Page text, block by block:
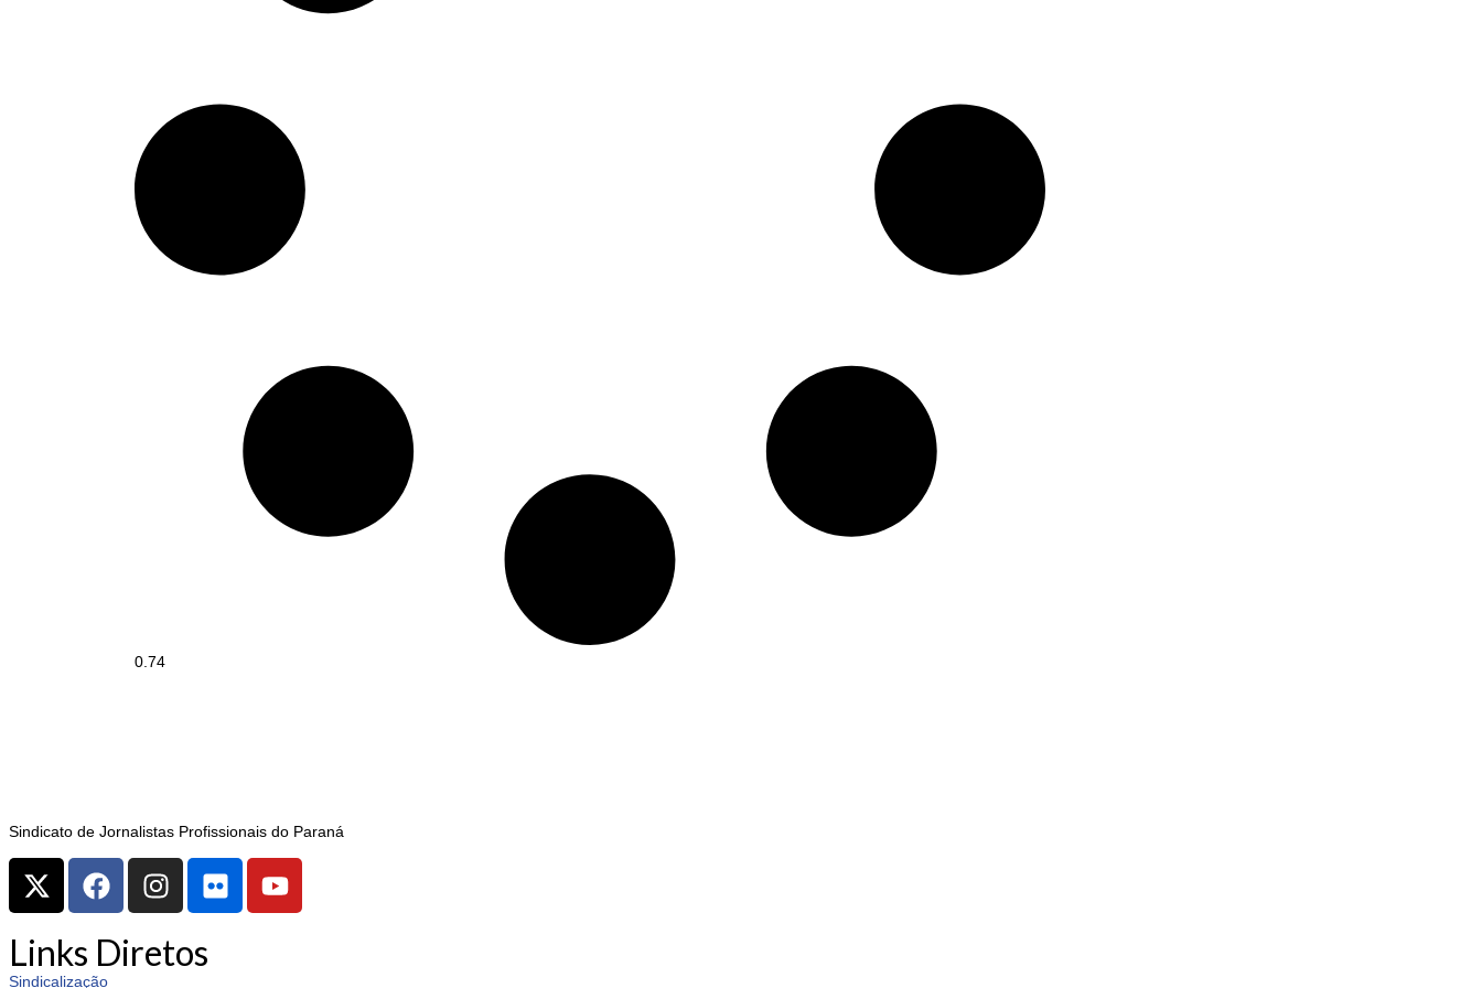
Sindicato de Jornalistas Profissionais do Paraná
Links Diretos
Sindicalização